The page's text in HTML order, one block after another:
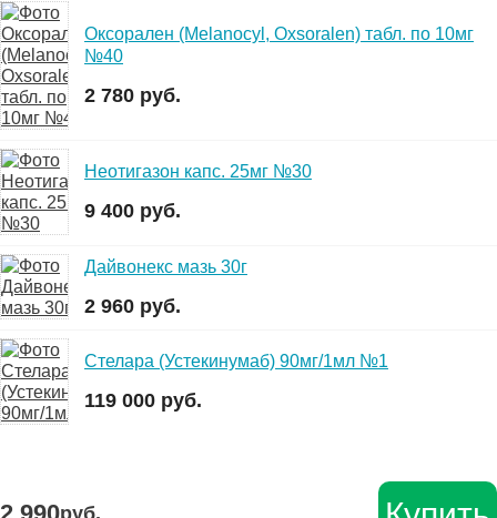
Оксорален (Melanocyl, Oxsoralen) табл. по 10мг
№40
2 780 руб.
Неотигазон капс. 25мг №30
9 400 руб.
Дайвонекс мазь 30г
2 960 руб.
Стелара (Устекинумаб) 90мг/1мл №1
119 000 руб.